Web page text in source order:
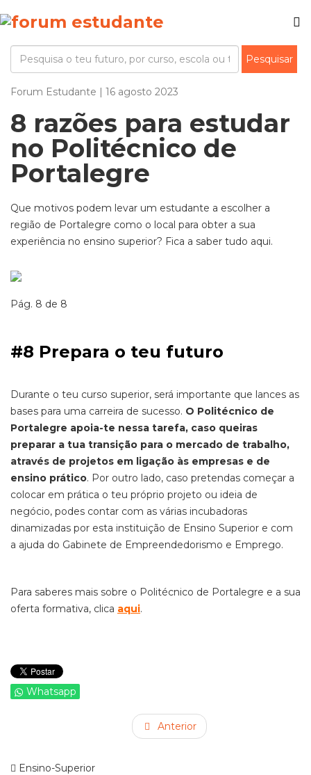
Forum Estudante | 16 agosto 2023
8 razões para estudar
no Politécnico de
Portalegre
Que motivos podem levar um estudante a escolher a
região de Portalegre como o local para obter a sua
experiência no ensino superior? Fica a saber tudo aqui.
Pág. 8 de 8
#8 Prepara o teu futuro
Durante o teu curso superior, será importante que lances as
bases para uma carreira de sucesso. O Politécnico de
Portalegre apoia-te nessa tarefa, caso queiras
preparar a tua transição para o mercado de trabalho,
através de projetos em ligação às empresas e de
ensino prático. Por outro lado, caso pretendas começar a
colocar em prática o teu próprio projeto ou ideia de
negócio, podes contar com as várias incubadoras
dinamizadas por esta instituição de Ensino Superior e com
a ajuda do Gabinete de Empreendedorismo e Emprego.
Para saberes mais sobre o Politécnico de Portalegre e a sua
oferta formativa, clica aqui.
Whatsapp
Anterior
Ensino-Superior